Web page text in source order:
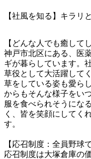
【社風を知る】キラ
【どんな人でも癒して
神戸市北区にある、医
ギが暮らしています。
草役として大活躍して
草をしている姿も愛ら
からもそんな様子をい
服を食べられそうにな
く、皆を笑顔にしてく
す。
【応召制度：全員野球
応召制度は大塚倉庫の